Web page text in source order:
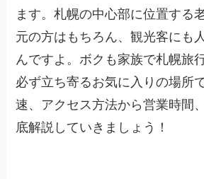
ます。札幌の中心部に位置する
元の方はもちろん、観光客にも
んですよ。ボクも家族で札幌旅
必ず立ち寄るお気に入りの場所
速、アクセス方法から営業時間
底解説していきましょう！